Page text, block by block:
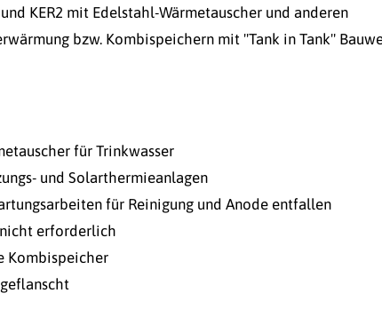
KER2 mit Edelstahl-Wärmetauscher und anderen
bzw. Kombispeichern mit "Tank in Tank"
für Trinkwasser
und Solarthermieanlagen
für Reinigung und Anode entfallen
erforderlich
Kombispeicher